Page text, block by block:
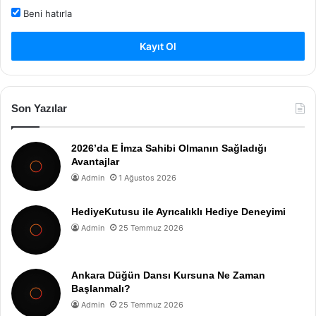
Beni hatırla
Kayıt Ol
Son Yazılar
2026’da E İmza Sahibi Olmanın Sağladığı
Avantajlar
Admin 1 Ağustos 2026
HediyeKutusu ile Ayrıcalıklı Hediye Deneyimi
Admin 25 Temmuz 2026
Ankara Düğün Dansı Kursuna Ne Zaman
Başlanmalı?
Admin 25 Temmuz 2026